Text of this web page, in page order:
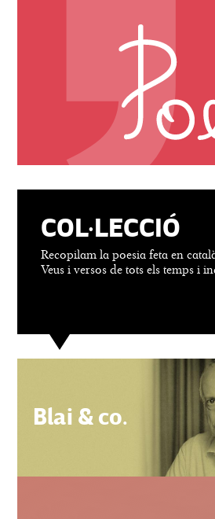
COL·LECCIÓ
Recopilam la poesia feta en
Veus i versos de tots els temps i
Blai & co.